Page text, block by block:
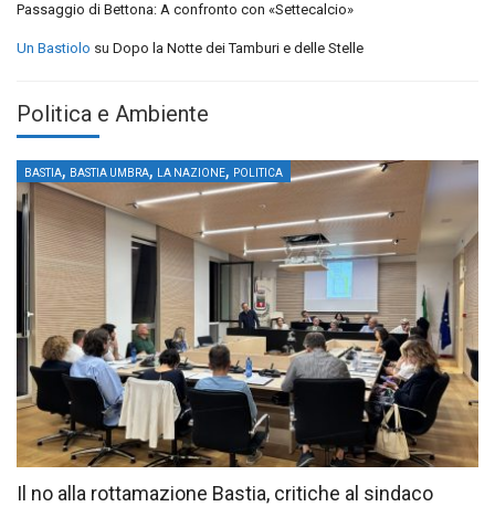
Passaggio di Bettona: A confronto con «Settecalcio»
Un Bastiolo su Dopo la Notte dei Tamburi e delle Stelle
Politica e Ambiente
BASTIA, BASTIA UMBRA, LA NAZIONE, POLITICA
Il no alla rottamazione Bastia, critiche al sindaco